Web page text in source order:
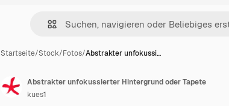
Startseite/Stock/Fotos/Abstrakter unfokussi…
Abstrakter unfokussierter Hintergrund oder Tapete
kues1